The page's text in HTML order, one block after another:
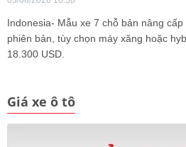
Indonesia- Mẫu xe 7 chỗ bản nâng
phiên bản, tùy chọn máy xăng hoặc
18.300 USD.
Giá xe ô tô